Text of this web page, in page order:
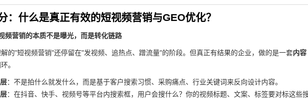
：什么是真正有效的短视频营销与GEO优化？
频营销的本质不是曝光，而是转化链路
的"短视频营销"还停留在"发视频、追热点、蹭流量"的阶段。但真正有结果的企业，做的是一套内
。
：不是拍什么就发什么，而是基于客户搜索习惯、采购痛点、行业关键词来反向设计内容。
：在抖音、快手、视频号等平台内搜索框，用户会搜什么？你的视频标题、文案、标签要对标这些搜